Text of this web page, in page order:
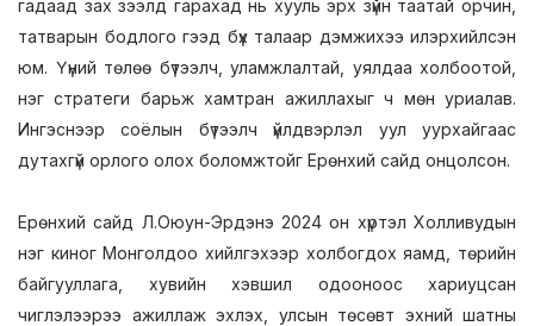
гадаад зах зээлд гарахад нь хууль эрх зүйн таатай орчин,
татварын бодлого гээд бүх талаар дэмжихээ илэрхийлсэн
юм. Үүний төлөө бүтээлч, уламжлалтай, уялдаа холбоотой,
нэг стратеги барьж хамтран ажиллахыг ч мөн уриалав.
Ингэснээр соёлын бүтээлч үйлдвэрлэл уул уурхайгаас
дутахгүй орлого олох боломжтойг Ерөнхий сайд онцолсон.
Ерөнхий сайд Л.Оюун-Эрдэнэ 2024 он хүртэл Холливудын
нэг киног Монголдоо хийлгэхээр холбогдох яамд, төрийн
байгууллага, хувийн хэвшил одооноос хариуцсан
чиглэлээрээ ажиллаж эхлэх, улсын төсөвт эхний шатны